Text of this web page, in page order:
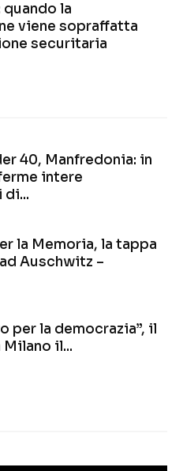
la
viene sopraffatta
securitaria
40, Manfredonia: in
intere
di...
la Memoria, la tappa
Auschwitz –
per la democrazia”, il
il...